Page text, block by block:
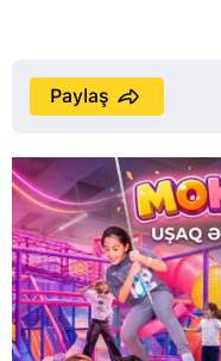
Paylaş